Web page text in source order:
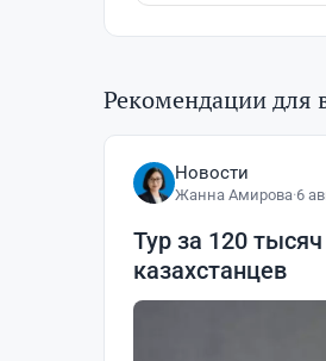
Рекомендации для
Новости
Жанна Амирова·6
Тур за 120
казахстанцев